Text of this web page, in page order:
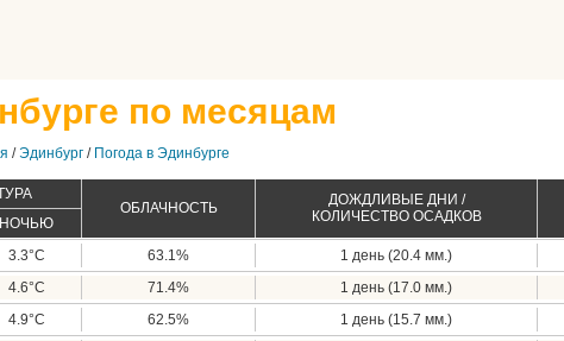
по месяцам
/Эдинбург / Погода в Эдинбурге
ОБЛАЧНОСТЬ
ДОЖДЛИВЫЕ ДНИ /
КОЛИЧЕСТВО ОСАДКОВ
НОЧЬЮ
3.3°C 63.1% 1 день (20.4 мм.)
4.6°C 71.4% 1 день (17.0 мм.)
4.9°C 62.5% 1 день (15.7 мм.)